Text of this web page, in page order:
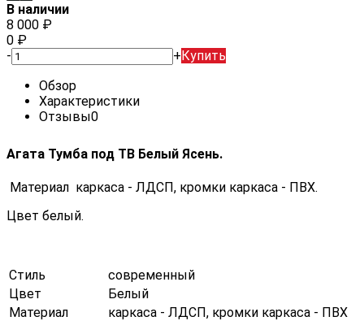
В наличии
8 000 ₽
0 ₽
-
+Купить
Обзор
Характеристики
Отзывы0
Агата Тумба под ТВ Белый Ясень.
Материал каркаса - ЛДСП, кромки каркаса - ПВХ.
Цвет белый.
Стиль
современный
Цвет
Белый
Материал
каркаса - ЛДСП, кромки каркаса - ПВХ